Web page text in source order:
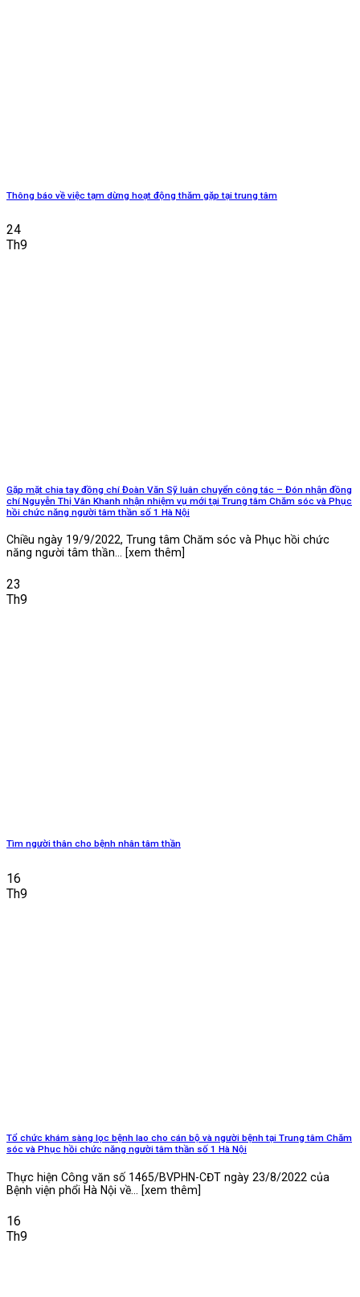
Thông báo về việc tạm dừng hoạt động thăm gặp tại trung tâm
24
Th9
Gặp mặt chia tay đồng chí Đoàn Văn Sỹ luân chuyển công tác – Đón nhận đồng
chí Nguyễn Thị Vân Khanh nhận nhiệm vụ mới tại Trung tâm Chăm sóc và Phục
hồi chức năng người tâm thần số 1 Hà Nội
Chiều ngày 19/9/2022, Trung tâm Chăm sóc và Phục hồi chức
năng người tâm thần... [xem thêm]
23
Th9
Tìm người thân cho bệnh nhân tâm thần
16
Th9
Tổ chức khám sàng lọc bệnh lao cho cán bộ và người bệnh tại Trung tâm Chăm
sóc và Phục hồi chức năng người tâm thần số 1 Hà Nội
Thực hiện Công văn số 1465/BVPHN-CĐT ngày 23/8/2022 của
Bệnh viện phổi Hà Nội về... [xem thêm]
16
Th9